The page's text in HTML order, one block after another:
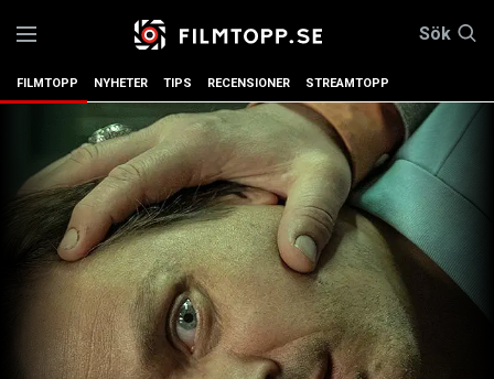
Sök
FILMTOPP NYHETER TIPS RECENSIONER STREAMTOPP